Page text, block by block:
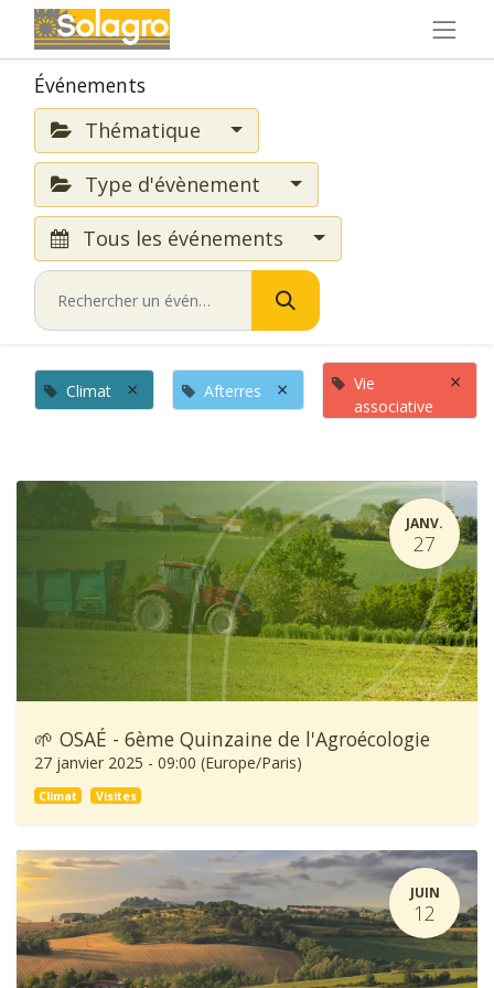
Événements
Thématique
Type d'évènement
Tous les événements
Climat × Afterres ×
Vie
associative
×
JANV.
27
🌱 OSAÉ - 6ème Quinzaine de l'Agroécologie
27 janvier 2025 - 09:00 (Europe/Paris)
Climat Visites
JUIN
12